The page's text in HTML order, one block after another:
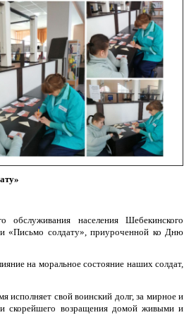
населения Шебекинского
«Письмо солдату», приуроченной ко Дню
на моральное состояние наших солдат,
исполняет свой воинский долг, за мирное и
скорейшего возращения домой живыми и